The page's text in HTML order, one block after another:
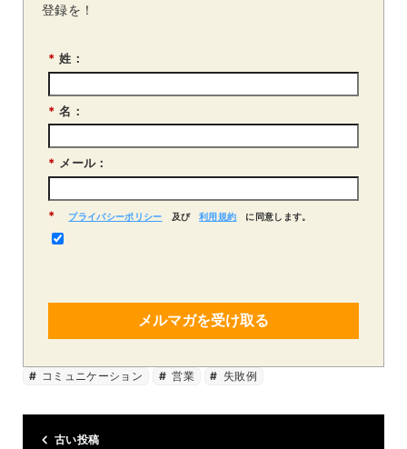
登録を！
* 姓：
* 名：
* メール：
* プライバシーポリシー 及び 利用規約 に同意します。
メルマガを受け取る
コミュニケーション 営業 失敗例
古い投稿